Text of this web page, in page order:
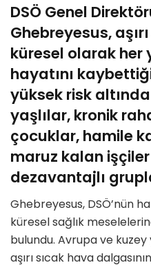
DSÖ Genel
Ghebreyesus,
küresel olarak her
hayatını
yüksek risk
yaşlılar, kronik
çocuklar, hamile
maruz kalan
dezavantajlı
Ghebreyesus, DSÖ’nün
küresel sağlık
bulundu. Avrupa ve
aşırı sıcak hava